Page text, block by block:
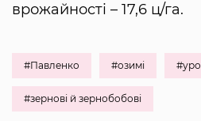
врожайності – 17,6 ц/га.
#Павленко #озимі
#зернові й зернобобові